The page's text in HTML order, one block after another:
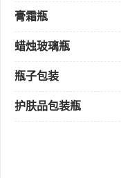
膏霜瓶
蜡烛玻璃瓶
瓶子包装
护肤品包装瓶